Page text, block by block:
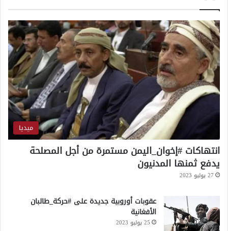
ر
ا
ل
ج
د
ل
و
ل
ا
ت
أ
م
ة
و
و
ب
ي
ة
ميديا
انتهاكات #إخوان_اليمن مستمرة من أجل المصلحة
يدفع ثمنها المدنيون
27 يوليو 2023
عقوبات أوروبية جديدة على #حركة_طالبان
الأفغانية
25 يوليو 2023